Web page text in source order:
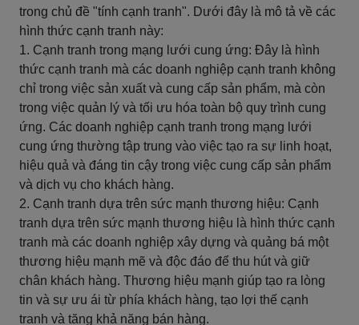
trong chủ đề "tính cạnh tranh". Dưới đây là mô tả về các
hình thức cạnh tranh này:
1. Cạnh tranh trong mạng lưới cung ứng: Đây là hình
thức cạnh tranh mà các doanh nghiệp cạnh tranh không
chỉ trong việc sản xuất và cung cấp sản phẩm, mà còn
trong việc quản lý và tối ưu hóa toàn bộ quy trình cung
ứng. Các doanh nghiệp cạnh tranh trong mạng lưới
cung ứng thường tập trung vào việc tạo ra sự linh hoạt,
hiệu quả và đáng tin cậy trong việc cung cấp sản phẩm
và dịch vụ cho khách hàng.
2. Cạnh tranh dựa trên sức mạnh thương hiệu: Cạnh
tranh dựa trên sức mạnh thương hiệu là hình thức cạnh
tranh mà các doanh nghiệp xây dựng và quảng bá một
thương hiệu mạnh mẽ và độc đáo để thu hút và giữ
chân khách hàng. Thương hiệu mạnh giúp tạo ra lòng
tin và sự ưu ái từ phía khách hàng, tạo lợi thế cạnh
tranh và tăng khả năng bán hàng.